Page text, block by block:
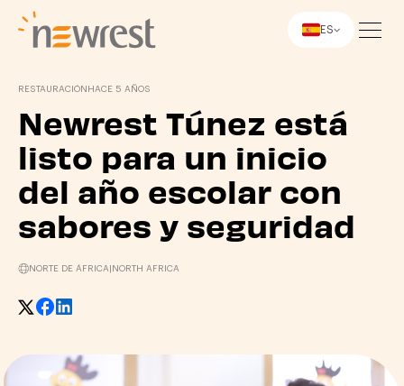
ES
RESTAURACIÓN HACE 5 AÑOS
Newrest Túnez está
listo para un inicio
del año escolar con
sabores y seguridad
NORTE DE ÁFRICA NORTH AFRICA